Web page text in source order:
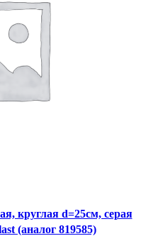
круглая d=25см, серая
(аналог 819585)